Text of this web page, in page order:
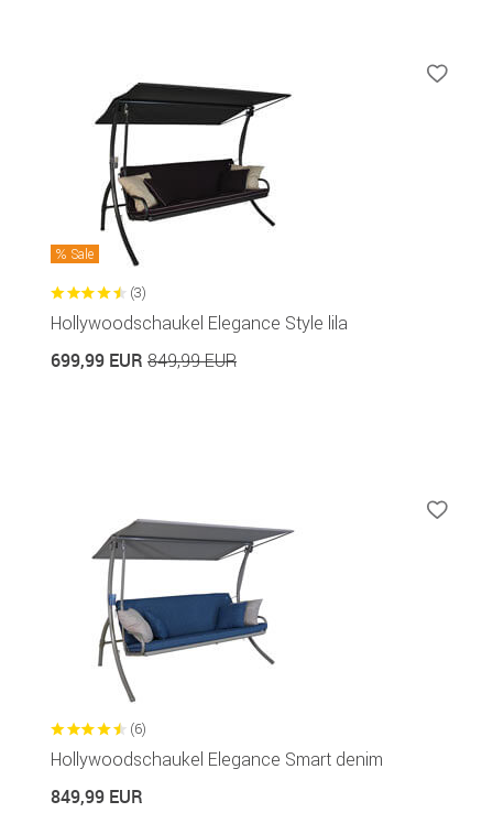
Sale
(3)
Hollywoodschaukel Elegance Style lila
699,99 EUR 849,99 EUR
(6)
Hollywoodschaukel Elegance Smart denim
849,99 EUR